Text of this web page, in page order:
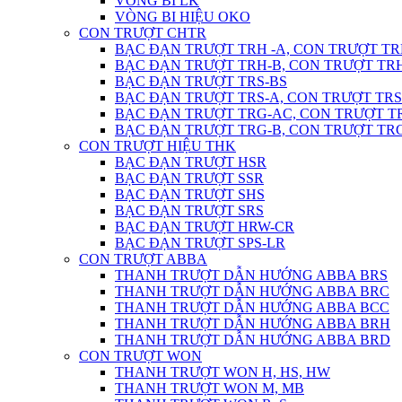
VÒNG BI HIỆU OKO
CON TRƯỢT CHTR
BẠC ĐẠN TRƯỢT TRH -A, CON TRƯỢT
BẠC ĐẠN TRƯỢT TRH-B, CON TRƯỢT
BẠC ĐẠN TRƯỢT TRS-BS
BẠC ĐẠN TRƯỢT TRS-A, CON TRƯỢT
BẠC ĐẠN TRƯỢT TRG-AC, CON TRƯỢT
BẠC ĐẠN TRƯỢT TRG-B, CON TRƯỢT
CON TRƯỢT HIỆU THK
BẠC ĐẠN TRƯỢT HSR
BẠC ĐẠN TRƯỢT SSR
BẠC ĐẠN TRƯỢT SHS
BẠC ĐẠN TRƯỢT SRS
BẠC ĐẠN TRƯỢT HRW-CR
BẠC ĐẠN TRƯỢT SPS-LR
CON TRƯỢT ABBA
THANH TRƯỢT DẪN HƯỚNG ABBA BRS
THANH TRƯỢT DẪN HƯỚNG ABBA BRC
THANH TRƯỢT DẪN HƯỚNG ABBA BCC
THANH TRƯỢT DẪN HƯỚNG ABBA BRH
THANH TRƯỢT DẪN HƯỚNG ABBA BRD
CON TRƯỢT WON
THANH TRƯỢT WON H, HS, HW
THANH TRƯỢT WON M, MB